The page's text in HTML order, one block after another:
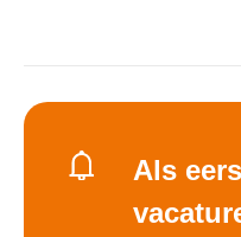
Als